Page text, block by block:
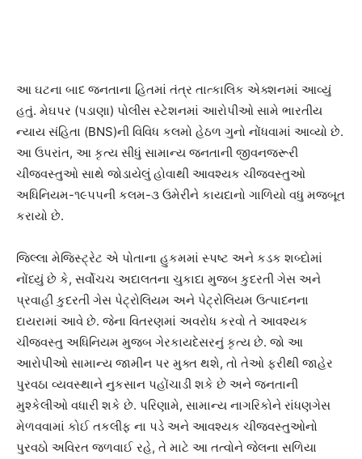
આ ઘટના બાદ જનતાના હિતમાં તંત્ર તાત્કાલિક એક્શનમાં આવ્યું
હતું. મેઘપર (પડાણા) પોલીસ સ્ટેશનમાં આરોપીઓ સામે ભારતીય
ન્યાય સંહિતા (BNS)ની વિવિધ કલમો હેઠળ ગુનો નોંધવામાં આવ્યો છે.
આ ઉપરાંત, આ કૃત્ય સીધું સામાન્ય જનતાની જીવનજરૂરી
ચીજવસ્તુઓ સાથે જોડાયેલું હોવાથી આવશ્યક ચીજવસ્તુઓ
અધિનિયમ-૧૯૫૫ની કલમ-૩ ઉમેરીને કાયદાનો ગાળિયો વધુ મજબૂત
કરાયો છે.
જિલ્લા મેજિસ્ટ્રેટ એ પોતાના હુકમમાં સ્પષ્ટ અને કડક શબ્દોમાં
નોંધ્યું છે કે, સર્વોચચ અદાલતના ચુકાદા મુજબ કુદરતી ગેસ અને
પ્રવાહી કુદરતી ગેસ પેટ્રોલિયમ અને પેટ્રોલિયમ ઉત્પાદનના
દાયરામાં આવે છે. જેના વિતરણમાં અવરોધ કરવો તે આવશ્યક
ચીજવસ્તુ અધિનિયમ મુજબ ગેરકાયદેસરનું કૃત્ય છે. જો આ
આરોપીઓ સામાન્ય જામીન પર મુક્ત થશે, તો તેઓ ફરીથી જાહેર
પુરવઠા વ્યવસ્થાને નુકસાન પહોંચાડી શકે છે અને જનતાની
મુશ્કેલીઓ વધારી શકે છે. પરિણામે, સામાન્ય નાગરિકોને રાંધણગેસ
મેળવવામાં કોઈ તકલીફ ના પડે અને આવશ્યક ચીજવસ્તુઓનો
પુરવઠો અવિરત જળવાઈ રહે, તે માટે આ તત્વોને જેલના સળિયા